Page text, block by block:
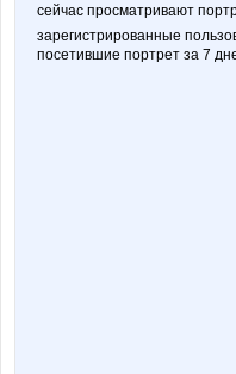
сейчас просматривают
зарегистрированные
посетившие портрет за 7